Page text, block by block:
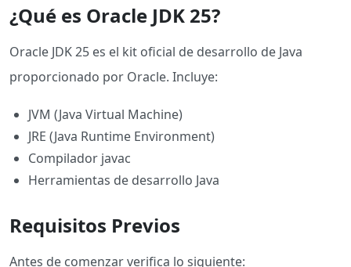
¿Qué es Oracle JDK 25?
Oracle JDK 25 es el kit oficial de desarrollo de Java
proporcionado por Oracle. Incluye:
JVM (Java Virtual Machine)
JRE (Java Runtime Environment)
Compilador javac
Herramientas de desarrollo Java
Requisitos Previos
Antes de comenzar verifica lo siguiente: